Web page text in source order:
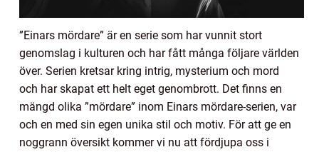
”Einars mördare” är en serie som har vunnit stort
genomslag i kulturen och har fått många följare världen
över. Serien kretsar kring intrig, mysterium och mord
och har skapat ett helt eget genombrott. Det finns en
mängd olika ”mördare” inom Einars mördare-serien, var
och en med sin egen unika stil och motiv. För att ge en
noggrann översikt kommer vi nu att fördjupa oss i